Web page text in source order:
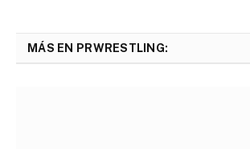
MÁS EN PRWRESTLING: